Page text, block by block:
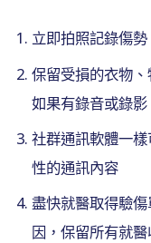
立即拍照記錄傷
保留受損的衣物
如果有錄音或錄
社群通訊軟體一
性的通訊內容
盡快就醫取得驗
因，保留所有就